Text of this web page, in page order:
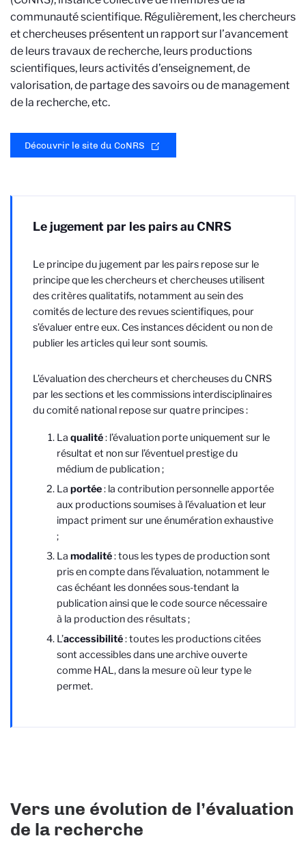
communauté scientifique. Régulièrement, les chercheurs
et chercheuses présentent un rapport sur l’avancement
de leurs travaux de recherche, leurs productions
scientifiques, leurs activités d’enseignement, de
valorisation, de partage des savoirs ou de management
de la recherche, etc.
Découvrir le site du CoNRS
Le jugement par les pairs au CNRS
Le principe du jugement par les pairs repose sur le
principe que les chercheurs et chercheuses utilisent
des critères qualitatifs, notamment au sein des
comités de lecture des revues scientifiques, pour
s’évaluer entre eux. Ces instances décident ou non de
publier les articles qui leur sont soumis.
L’évaluation des chercheurs et chercheuses du CNRS
par les sections et les commissions interdisciplinaires
du comité national repose sur quatre principes :
La qualité: l’évaluation porte uniquement sur le
résultat et non sur l’éventuel prestige du
médium de publication ;
La portée: la contribution personnelle apportée
aux productions soumises à l’évaluation et leur
impact priment sur une énumération exhaustive
;
La modalité: tous les types de production sont
pris en compte dans l’évaluation, notamment le
cas échéant les données sous-tendant la
publication ainsi que le code source nécessaire
à la production des résultats ;
L’accessibilité: toutes les productions citées
sont accessibles dans une archive ouverte
comme HAL, dans la mesure où leur type le
permet.
Vers une évolution de l’évaluation
de la recherche